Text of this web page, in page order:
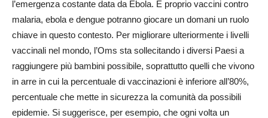
l’emergenza costante data da Ebola. E proprio vaccini contro
malaria, ebola e dengue potranno giocare un domani un ruolo
chiave in questo contesto. Per migliorare ulteriormente i livelli
vaccinali nel mondo, l’Oms sta sollecitando i diversi Paesi a
raggiungere più bambini possibile, soprattutto quelli che vivono
in arre in cui la percentuale di vaccinazioni è inferiore all’80%,
percentuale che mette in sicurezza la comunità da possibili
epidemie. Si suggerisce, per esempio, che ogni volta un